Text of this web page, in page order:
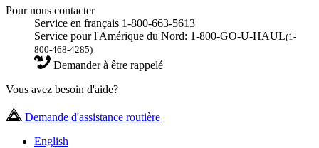
Pour nous contacter
Service en français 1-800-663-5613
Service pour l'Amérique du Nord: 1-800-GO-U-HAUL(1-
800-468-4285)
Demander à être rappelé
Vous avez besoin d'aide?
Demande d'assistance routière
English